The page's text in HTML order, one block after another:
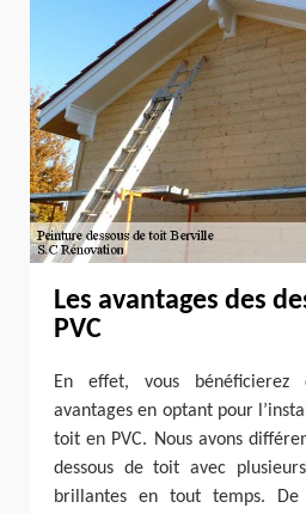
Les avantages des
PVC
En effet, vous bénéficierez
avantages en optant pour
toit en PVC. Nous avons
dessous de toit avec
brillantes en tout temps. De